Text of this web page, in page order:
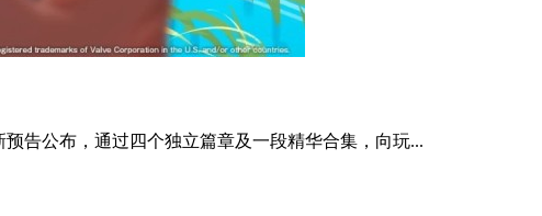
告公布，通过四个独立篇章及一段精华合集，向玩...